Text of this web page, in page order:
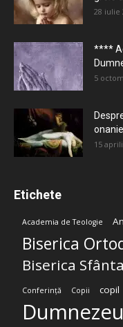
28 iulie
****
5
15
Etichete
Academia de Teologie
Biserica
Biserica
Conferință Copii copil
Dumnezeu